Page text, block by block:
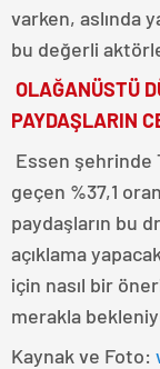
varken, aslında
bu değerli
OLAĞANÜSTÜ
PAYDAŞLARIN
Essen şehrinde
geçen %37,1
paydaşların bu
açıklama
için nasıl bir
merakla
Kaynak ve Foto: